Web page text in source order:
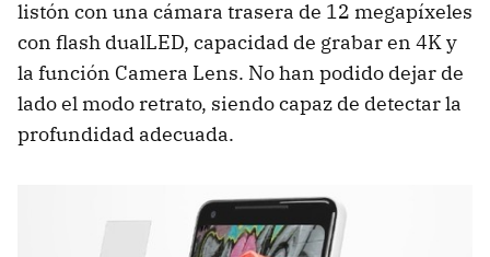
listón con una cámara trasera de 12 megapíxeles
con flash dualLED, capacidad de grabar en 4K y
la función Camera Lens. No han podido dejar de
lado el modo retrato, siendo capaz de detectar la
profundidad adecuada.